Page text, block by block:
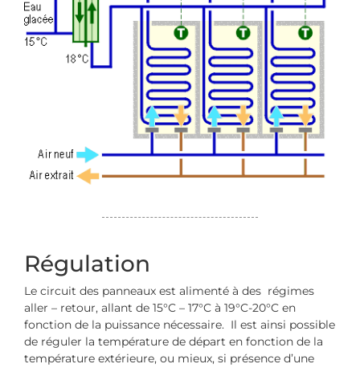
Régulation
Le circuit des panneaux est alimenté à des régimes
aller – retour, allant de 15°C – 17°C à 19°C-20°C en
fonction de la puissance nécessaire. Il est ainsi possible
de réguler la température de départ en fonction de la
température extérieure, ou mieux, si présence d’une